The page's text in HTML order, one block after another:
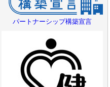
パートナーシップ構築宣言